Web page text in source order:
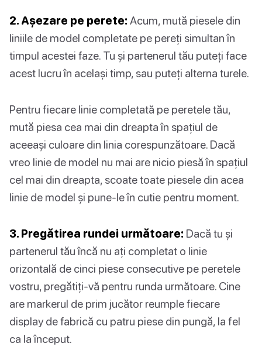
2. Așezare pe perete: Acum, mută piesele din
liniile de model completate pe pereți simultan în
timpul acestei faze. Tu și partenerul tău puteți face
acest lucru în același timp, sau puteți alterna turele.
Pentru fiecare linie completată pe peretele tău,
mută piesa cea mai din dreapta în spațiul de
aceeași culoare din linia corespunzătoare. Dacă
vreo linie de model nu mai are nicio piesă în spațiul
cel mai din dreapta, scoate toate piesele din acea
linie de model și pune-le în cutie pentru moment.
3. Pregătirea rundei următoare: Dacă tu și
partenerul tău încă nu ați completat o linie
orizontală de cinci piese consecutive pe peretele
vostru, pregătiți-vă pentru runda următoare. Cine
are markerul de prim jucător reumple fiecare
display de fabrică cu patru piese din pungă, la fel
ca la început.